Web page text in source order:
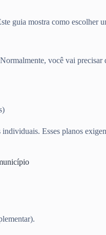
guia mostra como
você vai precisar
Esses planos